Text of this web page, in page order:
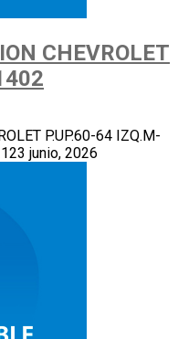
CHEVROLET
P.UP.60-64 IZQ.M-
23 junio, 2026